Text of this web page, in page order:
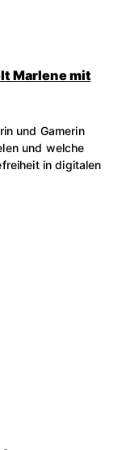
Marlene mit
und Gamerin
und welche
in digitalen